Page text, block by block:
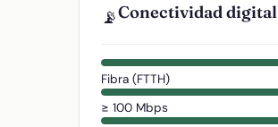
📡Conectividad digital
Fibra (FTTH)
≥ 100 Mbps